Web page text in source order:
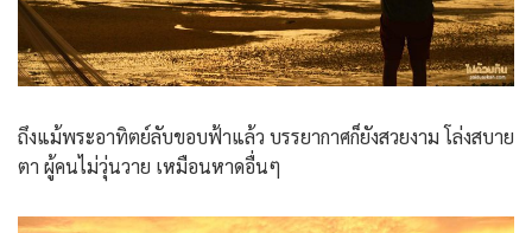
ถึงแม้พระอาทิตย์ลับขอบฟ้าแล้ว บรรยากาศก็ยังสวยงาม โล่งสบาย
ตา ผู้คนไม่วุ่นวาย เหมือนหาดอื่นๆ